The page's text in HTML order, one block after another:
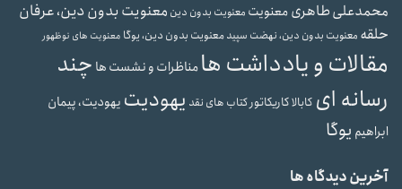
محمدعلی طاهریمعنویت معنویت بدون دین معنویت بدون دین، عرفان
حلقه معنویت بدون دین، نهضت سپیدمعنویت بدون دین، یوگا معنویت های نوظهور
مقالات و یادداشت هامناظرات و نشست ها چند
رسانه ای کابالاکاریکاتور کتاب های نقد یهودیت یهودیت، پیمان
ابراهیم یوگا
آخرین دیدگاه ها